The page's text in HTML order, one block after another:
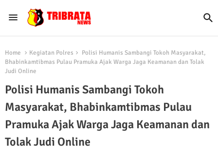
Home Kegiatan Polres
Polisi Humanis Sambangi Tokoh Masyarakat,
Bhabinkamtibmas Pulau Pramuka Ajak Warga Jaga Keamanan dan Tolak
Judi Online
Polisi Humanis Sambangi Tokoh
Masyarakat, Bhabinkamtibmas Pulau
Pramuka Ajak Warga Jaga Keamanan dan
Tolak Judi Online